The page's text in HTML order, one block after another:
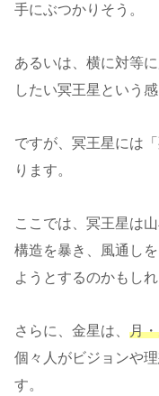
手にぶつかりそう。
あるいは、横に対等
したい冥王星という感
ですが、冥王星には
ります。
ここでは、冥王星は
構造を暴き、風通し
ようとするのかもしれ
さらに、金星は、 月
個々人がビジョンや
す。